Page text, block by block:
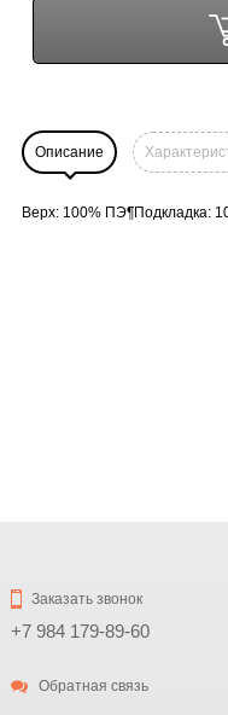
Описание
Верх: 100% ПЭ¶Подкладка:
Заказать звонок
+7 984 179-89-60
Обратная связь